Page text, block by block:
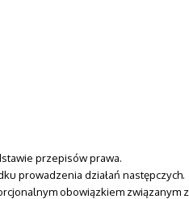
przepisów prawa.
prowadzenia działań następczych.
obowiązkiem związanym z